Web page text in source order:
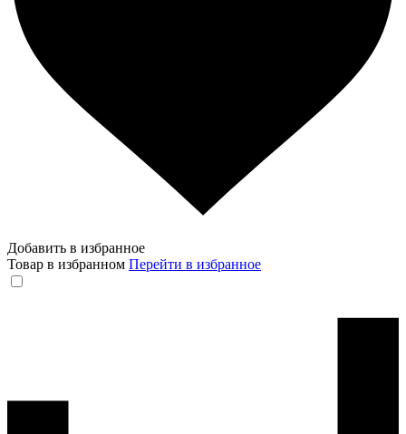
Добавить в избранное
Товар в избранном Перейти в избранное